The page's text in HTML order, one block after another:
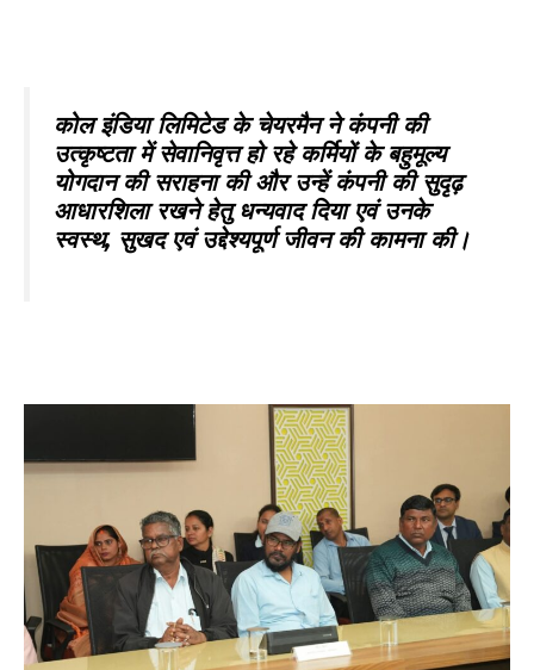
कोल इंडिया लिमिटेडके चेयरमैन ने कंपनी की
उत्कृष्टता में सेवानिवृत्त हो रहे कर्मियों के बहुमूल्य
योगदान की सराहना की और उन्हें कंपनी की सुदृढ़
आधारशिला रखने हेतु धन्यवाद दिया एवं उनके
स्वस्थ, सुखद एवं उद्देश्यपूर्ण जीवन की कामना की।